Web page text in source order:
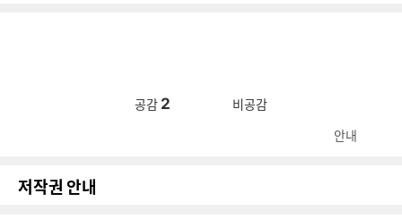
공감 2 비공감
안내
저작권 안내